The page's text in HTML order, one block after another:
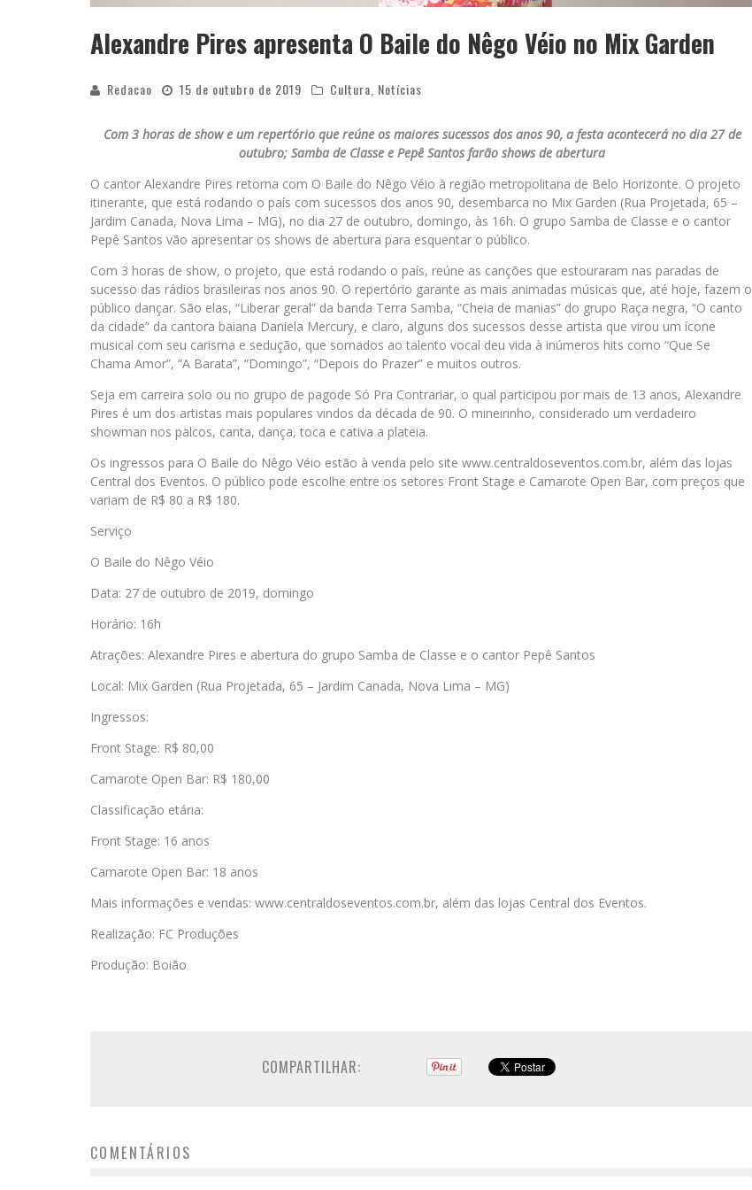
Alexandre Pires apresenta O Baile do Nêgo Véio no Mix Garden
Redacao 15 de outubro de 2019 Cultura Notícias
Com 3 horas de show e um repertório que reúne os maiores sucessos dos anos 90, a festa acontecerá no dia 27 de
outubro; Samba de Classe e Pepê Santos farão shows de abertura
O cantor Alexandre Pires retorna com O Baile do Nêgo Véio à região metropolitana de Belo Horizonte. O projeto
itinerante, que está rodando o país com sucessos dos anos 90, desembarca no Mix Garden (Rua Projetada, 65 –
Jardim Canada, Nova Lima – MG), no dia 27 de outubro, domingo, às 16h. O grupo Samba de Classe e o cantor
Pepê Santos vão apresentar os shows de abertura para esquentar o público.
Com 3 horas de show, o projeto, que está rodando o país, reúne as canções que estouraram nas paradas de
sucesso das rádios brasileiras nos anos 90. O repertório garante as mais animadas músicas que, até hoje, fazem o
público dançar. São elas, “Liberar geral” da banda Terra Samba, “Cheia de manias” do grupo Raça negra, “O canto
da cidade” da cantora baiana Daniela Mercury, e claro, alguns dos sucessos desse artista que virou um ícone
musical com seu carisma e sedução, que somados ao talento vocal deu vida à inúmeros hits como “Que Se
Chama Amor”, “A Barata”, “Domingo”, “Depois do Prazer” e muitos outros.
Seja em carreira solo ou no grupo de pagode Só Pra Contrariar, o qual participou por mais de 13 anos, Alexandre
Pires é um dos artistas mais populares vindos da década de 90. O mineirinho, considerado um verdadeiro
showman nos palcos, canta, dança, toca e cativa a plateia.
Os ingressos para O Baile do Nêgo Véio estão à venda pelo site www.centraldoseventos.com.br, além das lojas
Central dos Eventos. O público pode escolhe entre os setores Front Stage e Camarote Open Bar, com preços que
variam de R$ 80 a R$ 180.
Serviço
O Baile do Nêgo Véio
Data: 27 de outubro de 2019, domingo
Horário: 16h
Atrações: Alexandre Pires e abertura do grupo Samba de Classe e o cantor Pepê Santos
Local: Mix Garden (Rua Projetada, 65 – Jardim Canada, Nova Lima – MG)
Ingressos:
Front Stage: R$ 80,00
Camarote Open Bar: R$ 180,00
Classificação etária:
Front Stage: 16 anos
Camarote Open Bar: 18 anos
Mais informações e vendas: www.centraldoseventos.com.br, além das lojas Central dos Eventos.
Realização: FC Produções
Produção: Boião
COMPARTILHAR:
COMENTÁRIOS